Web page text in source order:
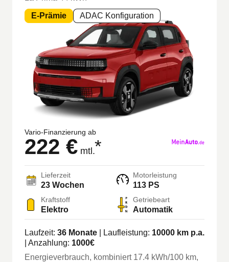
E-Prämie ADAC Konfiguration
Vario-Finanzierung ab
222 € mtl.*
Lieferzeit
23 Wochen
Motorleistung
113 PS
Kraftstoff
Elektro
Getriebeart
Automatik
Laufzeit: 36 Monate | Laufleistung: 10000 km p.a.
| Anzahlung: 1000€
Energieverbrauch, kombiniert 17.4 kWh/100 km,